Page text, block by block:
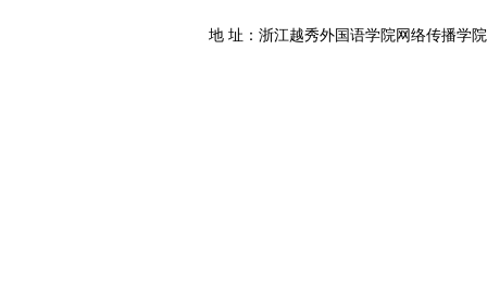
地 址：浙江越秀外国语学院网络传播学